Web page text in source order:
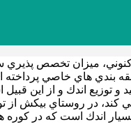
ميزان تخصص
بندي هاي خاصي
و توزيع اندك و از اين
روستاي بيكش از
اندك است كه در كوره